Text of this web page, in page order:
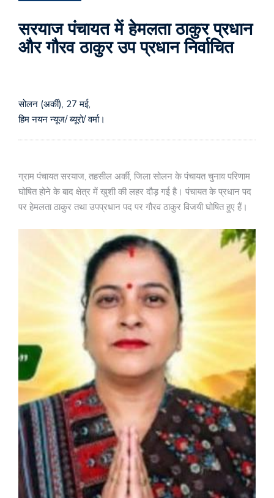
सरयाज पंचायत में हेमलता ठाकुर प्रधान
और गौरव ठाकुर उप प्रधान निर्वाचित
सोलन (अर्की), 27 मई,
हिम नयन न्यूज/ ब्यूरो/ वर्मा।
ग्राम पंचायत सरयाज, तहसील अर्की, जिला सोलन के पंचायत चुनाव परिणाम
घोषित होने के बाद क्षेत्र में खुशी की लहर दौड़ गई है। पंचायत के प्रधान पद
पर हेमलता ठाकुर तथा उपप्रधान पद पर गौरव ठाकुर विजयी घोषित हुए हैं।